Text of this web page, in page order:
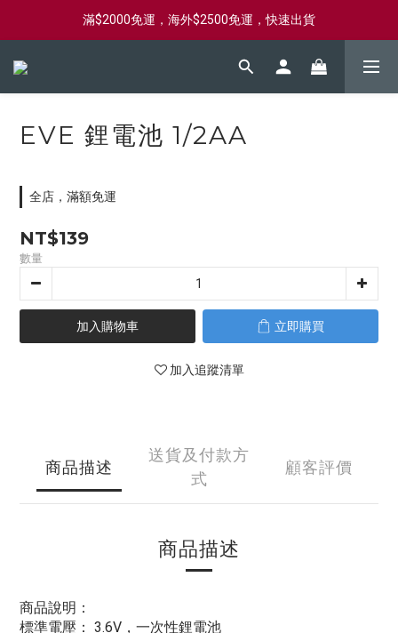
新會員首購滿$2000，送購物金$2000
滿$2000免運，海外$2500免運，快速出貨
新會員首購滿$2000，送購物金$2000
EVE 鋰電池 1/2AA
全店，滿額免運
NT$139
數量
加入購物車 立即購買
加入追蹤清單
商品描述
送貨及付款方
式
顧客評價
商品描述
商品說明：
標準電壓： 3.6V，一次性鋰電池